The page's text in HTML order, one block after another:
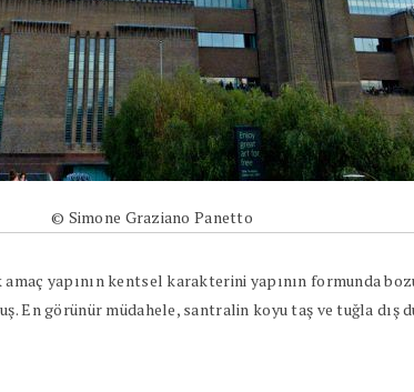
© Simone Graziano Panetto
yapının kentsel karakterini yapının formunda
görünür müdahele, santralin koyu taş ve tuğla dış